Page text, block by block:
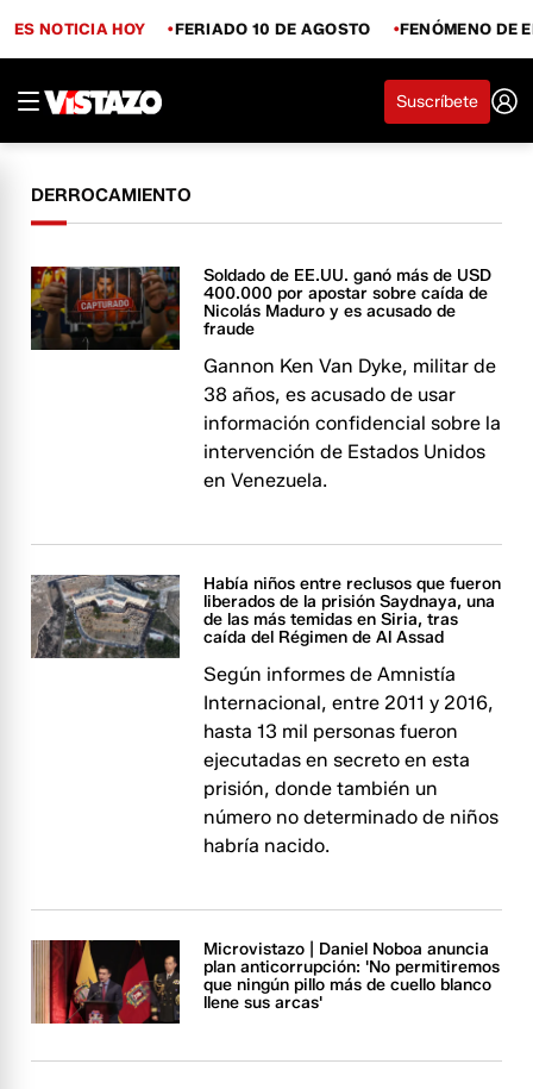
ES NOTICIA HOY FERIADO 10 DE AGOSTO FENÓMENO DE
Suscríbete
DERROCAMIENTO
Soldado de EE.UU. ganó más de USD
400.000 por apostar sobre caída de
Nicolás Maduro y es acusado de
fraude
Gannon Ken Van Dyke, militar de
38 años, es acusado de usar
información confidencial sobre la
intervención de Estados Unidos
en Venezuela.
Había niños entre reclusos que fueron
liberados de la prisión Saydnaya, una
de las más temidas en Siria, tras
caída del Régimen de Al Assad
Según informes de Amnistía
Internacional, entre 2011 y 2016,
hasta 13 mil personas fueron
ejecutadas en secreto en esta
prisión, donde también un
número no determinado de niños
habría nacido.
Microvistazo | Daniel Noboa anuncia
plan anticorrupción: 'No permitiremos
que ningún pillo más de cuello blanco
llene sus arcas'